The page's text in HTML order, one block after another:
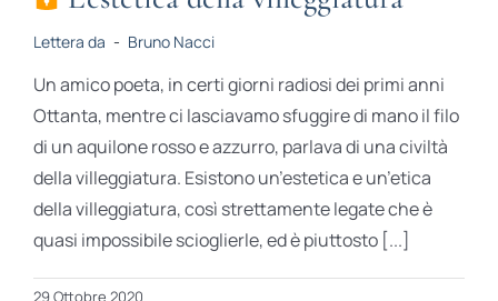
Lettera da - Bruno Nacci
Un amico poeta, in certi giorni radiosi dei primi anni
Ottanta, mentre ci lasciavamo sfuggire di mano il filo
di un aquilone rosso e azzurro, parlava di una civiltà
della villeggiatura. Esistono un’estetica e un’etica
della villeggiatura, così strettamente legate che è
quasi impossibile scioglierle, ed è piuttosto [...]
29 Ottobre 2020